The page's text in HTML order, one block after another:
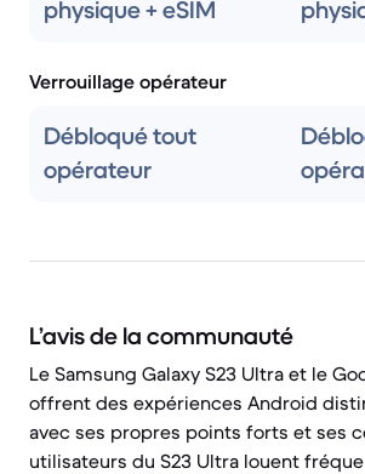
physique + eSIM
Verrouillage opérateur
Débloqué tout
opérateur
L’avis de la communauté
Le Samsung Galaxy S23 Ultra et le
offrent des expériences Android
avec ses propres points forts et ses
utilisateurs du S23 Ultra louent